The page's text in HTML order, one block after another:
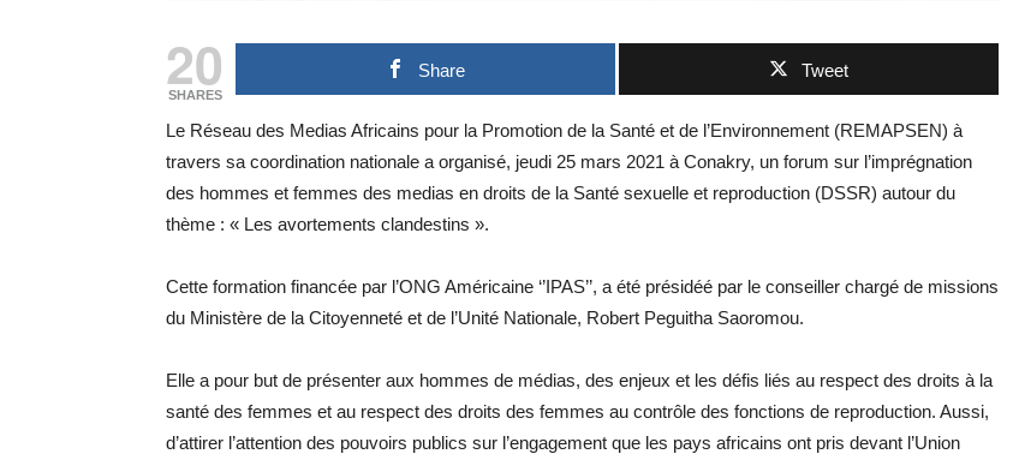
20
SHARES
Share Tweet
Le Réseau des Medias Africains pour la Promotion de la Santé et de l’Environnement (REMAPSEN) à
travers sa coordination nationale a organisé, jeudi 25 mars 2021 à Conakry, un forum sur l’imprégnation
des hommes et femmes des medias en droits de la Santé sexuelle et reproduction (DSSR) autour du
thème : « Les avortements clandestins ».
Cette formation financée par l’ONG Américaine ‘’IPAS’’, a été présidéé par le conseiller chargé de missions
du Ministère de la Citoyenneté et de l’Unité Nationale, Robert Peguitha Saoromou.
Elle a pour but de présenter aux hommes de médias, des enjeux et les défis liés au respect des droits à la
santé des femmes et au respect des droits des femmes au contrôle des fonctions de reproduction. Aussi,
d’attirer l’attention des pouvoirs publics sur l’engagement que les pays africains ont pris devant l’Union